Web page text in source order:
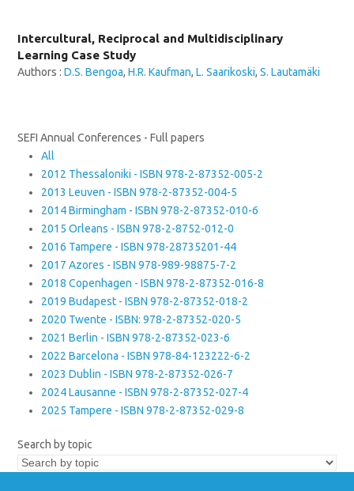
Intercultural, Reciprocal and Multidisciplinary
Learning Case Study
Authors :D.S. Bengoa,H.R. Kaufman,L. Saarikoski,S. Lautamäki
SEFI Annual Conferences - Full papers
All
2012 Thessaloniki - ISBN 978-2-87352-005-2
2013 Leuven - ISBN 978-2-87352-004-5
2014 Birmingham - ISBN 978-2-87352-010-6
2015 Orleans - ISBN 978-2-8752-012-0
2016 Tampere - ISBN 978-28735201-44
2017 Azores - ISBN 978-989-98875-7-2
2018 Copenhagen - ISBN 978-2-87352-016-8
2019 Budapest - ISBN 978-2-87352-018-2
2020 Twente - ISBN: 978-2-87352-020-5
2021 Berlin - ISBN 978-2-87352-023-6
2022 Barcelona - ISBN 978-84-123222-6-2
2023 Dublin - ISBN 978-2-87352-026-7
2024 Lausanne - ISBN 978-2-87352-027-4
2025 Tampere - ISBN 978-2-87352-029-8
Search by topic